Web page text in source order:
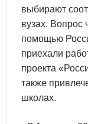
выбирают
вузах. Вопрос
помощью
приехали
проекта
также
школах.